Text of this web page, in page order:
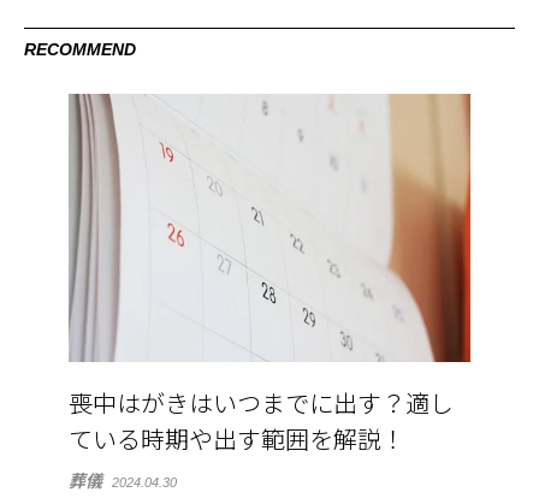
RECOMMEND
喪中はがきはいつまでに出す？適し
ている時期や出す範囲を解説！
葬儀 2024.04.30